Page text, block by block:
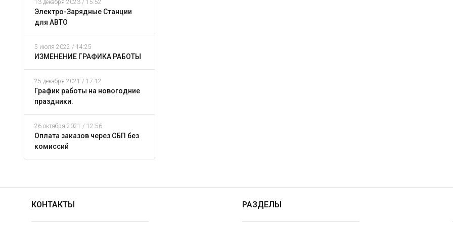
13 декабря 2023 / 15:52
Электро-Зарядные Станции
для АВТО
5 июля 2022 / 14:25
ИЗМЕНЕНИЕ ГРАФИКА РАБОТЫ
25 декабря 2021 / 17:12
График работы на новогодние
праздники.
26 октября 2021 / 12:56
Оплата заказов через СБП без
комиссий
КОНТАКТЫ РАЗДЕЛЫ